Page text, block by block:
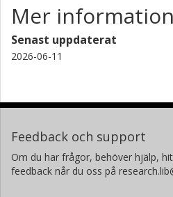
Mer information
Senast uppdaterat
2026-06-11
Feedback och support
Om du har frågor, behöver hjälp,
feedback når du oss på